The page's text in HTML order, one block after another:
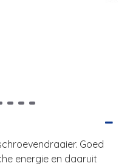
Goed
energie en daaruit